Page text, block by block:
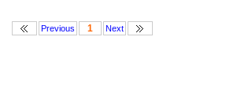
Previous 1 Next